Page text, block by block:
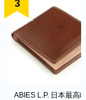
ABIES L.P. 日本最高